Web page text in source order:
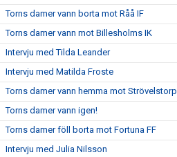
Torns damer vann borta mot Råå IF
Torns damer vann mot Billesholms IK
Intervju med Tilda Leander
Intervju med Matilda Froste
Torns damer vann hemma mot Strövelstorp
Torns damer vann igen!
Torns damer föll borta mot Fortuna FF
Intervju med Julia Nilsson